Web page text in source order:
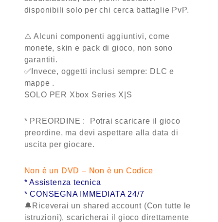
disponibili solo per chi cerca battaglie PvP.
⚠️ Alcuni componenti aggiuntivi, come
monete, skin e pack di gioco, non sono
garantiti.
✅Invece, oggetti inclusi sempre: DLC e
mappe .
SOLO PER Xbox Series X|S
* PREORDINE : Potrai scaricare il gioco
preordine, ma devi aspettare alla data di
uscita per giocare.
Non è un DVD – Non è un Codice
* Assistenza tecnica
* CONSEGNA IMMEDIATA 24/7
🔔Riceverai un shared account (Con tutte le
istruzioni), scaricherai il gioco direttamente